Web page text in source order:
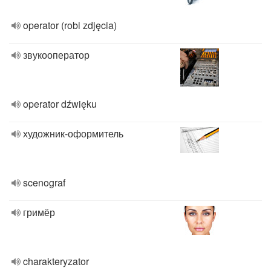
operator (robi zdjęcia)
звукооператор
operator dźwięku
художник-оформитель
scenograf
гримёр
charakteryzator